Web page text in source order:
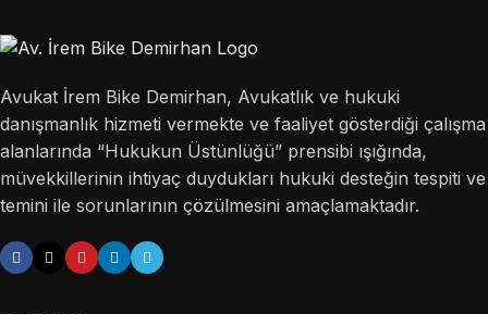
Avukat İrem Bike Demirhan, Avukatlık ve hukuki
danışmanlık hizmeti vermekte ve faaliyet gösterdiği çalışma
alanlarında “Hukukun Üstünlüğü” prensibi ışığında,
müvekkillerinin ihtiyaç duydukları hukuki desteğin tespiti ve
temini ile sorunlarının çözülmesini amaçlamaktadır.